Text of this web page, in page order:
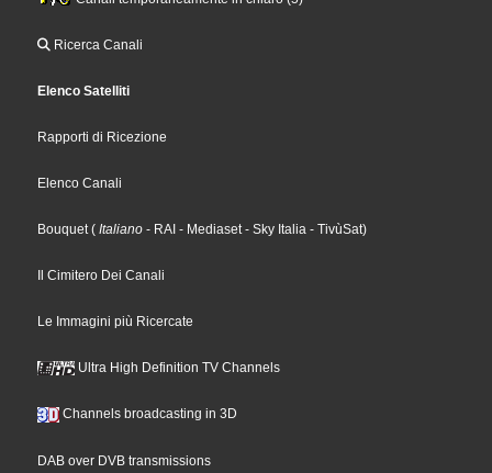
Ricerca Canali
Elenco Satelliti
Rapporti di Ricezione
Elenco Canali
Bouquet ( Italiano - RAI - Mediaset - Sky Italia - TivùSat)
Il Cimitero Dei Canali
Le Immagini più Ricercate
Ultra High Definition TV Channels
Channels broadcasting in 3D
DAB over DVB transmissions